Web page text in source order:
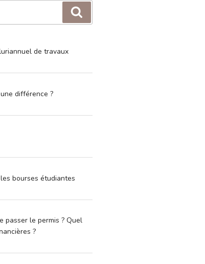
de travaux
différence ?
bourses étudiantes
passer le permis ? Quel
?